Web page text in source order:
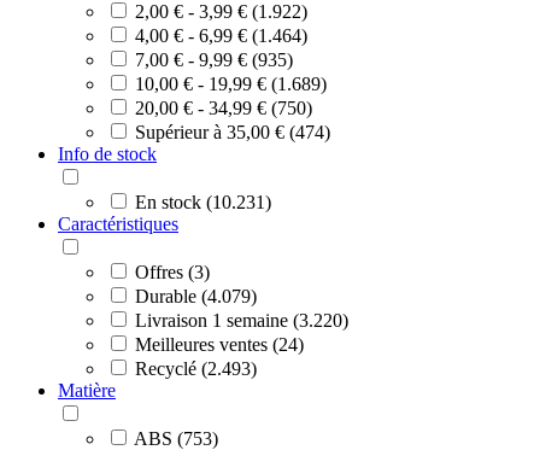
2,00 € - 3,99 € (1.922)
4,00 € - 6,99 € (1.464)
7,00 € - 9,99 € (935)
10,00 € - 19,99 € (1.689)
20,00 € - 34,99 € (750)
Supérieur à 35,00 € (474)
Info de stock
En stock (10.231)
Caractéristiques
Offres (3)
Durable (4.079)
Livraison 1 semaine (3.220)
Meilleures ventes (24)
Recyclé (2.493)
Matière
ABS (753)